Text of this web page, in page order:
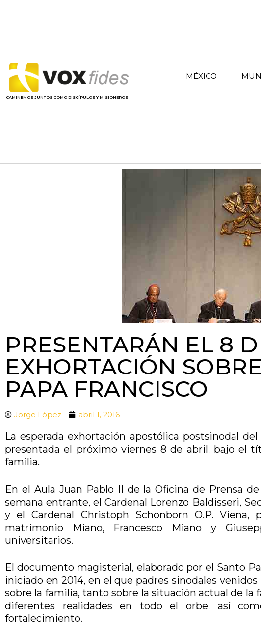
CAMINEMOS JUNTOS COMO DISCÍPULOS Y MISIONEROS
MÉXICO
PRESENTARÁN EL 8
EXHORTACIÓN
PAPA FRANCISCO
Jorge López abril 1, 2016
La esperada exhortación apostólica postsinodal
presentada el próximo viernes 8 de abril, bajo el
familia.
En el Aula Juan Pablo II de la Oficina de Prensa de
semana entrante, el Cardenal Lorenzo Baldisseri,
y el Cardenal Christoph Schönborn O.P.
matrimonio Miano, Francesco Miano y
universitarios.
El documento magisterial, elaborado por el Santo
iniciado en 2014, en el que padres sinodales
sobre la familia, tanto sobre la situación actual de la
diferentes realidades en todo el orbe, así
fortalecimiento.